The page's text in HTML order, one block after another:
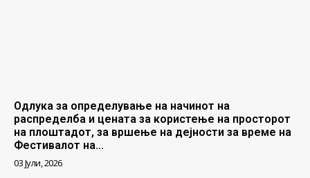
Одлука за определување на начинот на
распределба и цената за користење на просторот
на плоштадот, за вршење на дејности за време на
Фестивалот на...
03 Јули, 2026